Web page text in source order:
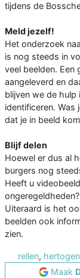
tijdens de
Meld jezelf!
Het onderzoek
is nog steeds in
veel beelden. Een
aangeleverd en
blijven we de
identificeren. Was
dat je in beeld
Blijf delen
Hoewel er dus al
burgers nog
Heeft u
ongeregeldheden?
Uiteraard is het
beelden ook
zien.
rellen,
Maak